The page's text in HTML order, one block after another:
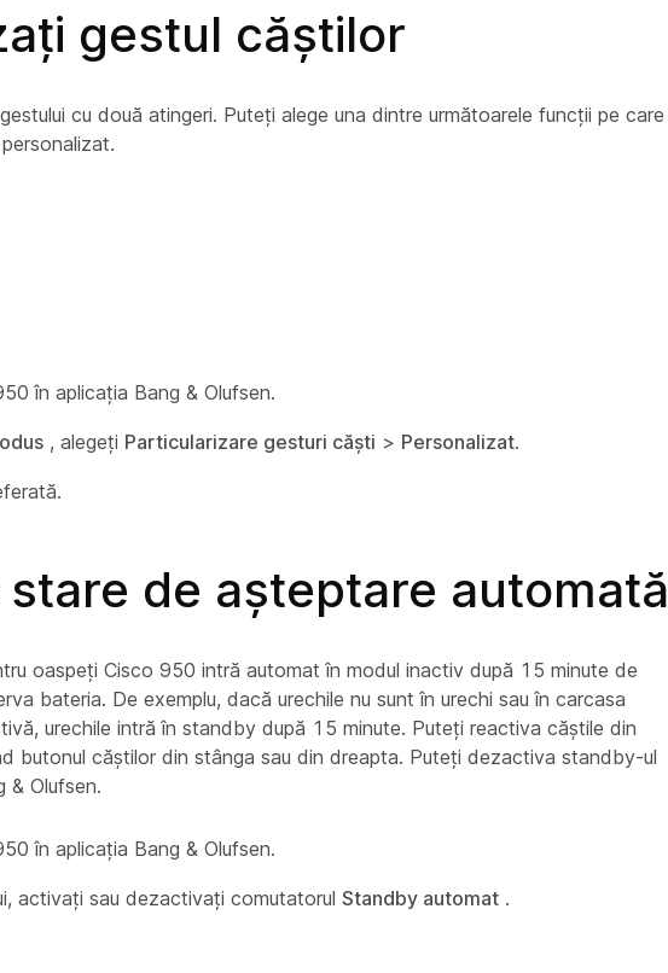
gestul căștilor
cu două atingeri. Puteți alege una dintre următoarele funcții pe care
în aplicația Bang & Olufsen.
, alegeți Particularizare gesturi căști > Personalizat.
de așteptare automată
oaspeți Cisco 950 intră automat în modul inactiv după 15 minute de
bateria. De exemplu, dacă urechile nu sunt în urechi sau în carcasa
urechile intră în standby după 15 minute. Puteți reactiva căștile din
butonul căștilor din stânga sau din dreapta. Puteți dezactiva standby-ul
& Olufsen.
în aplicația Bang & Olufsen.
activați sau dezactivați comutatorul Standby automat .